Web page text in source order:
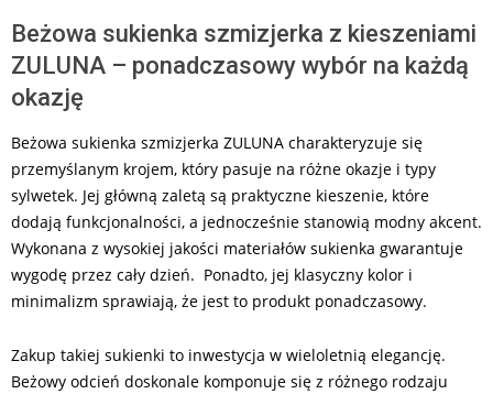
Beżowa sukienka szmizjerka z kieszeniami
ZULUNA – ponadczasowy wybór na każdą
okazję
Beżowa sukienka szmizjerka ZULUNA charakteryzuje się
przemyślanym krojem, który pasuje na różne okazje i typy
sylwetek. Jej główną zaletą są praktyczne kieszenie, które
dodają funkcjonalności, a jednocześnie stanowią modny akcent.
Wykonana z wysokiej jakości materiałów sukienka gwarantuje
wygodę przez cały dzień. Ponadto, jej klasyczny kolor i
minimalizm sprawiają, że jest to produkt ponadczasowy.
Zakup takiej sukienki to inwestycja w wieloletnią elegancję.
Beżowy odcień doskonale komponuje się z różnego rodzaju